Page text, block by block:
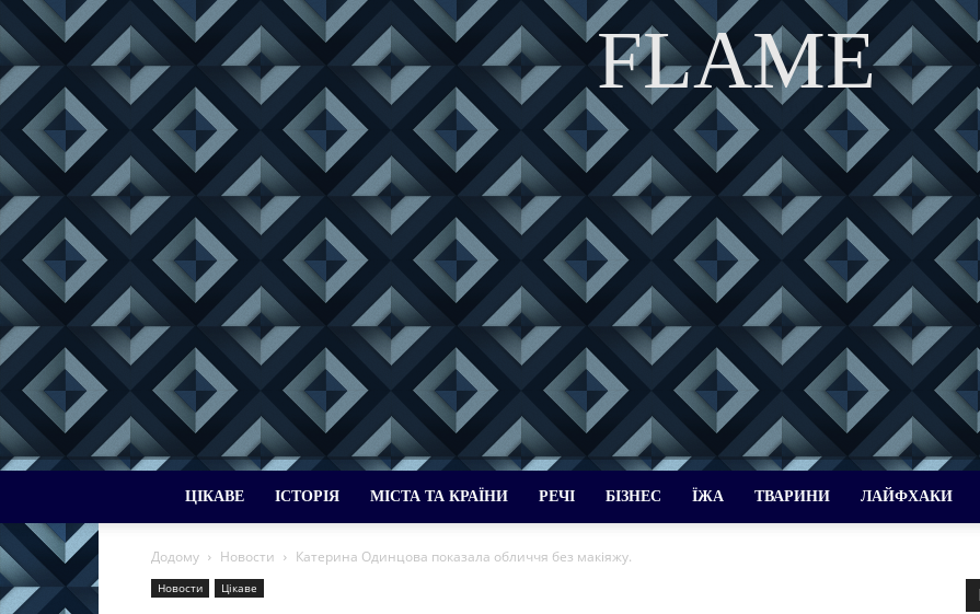
FLAME
DISCOVER THE ART OF PUBLISHING
ЦІКАВЕ ІСТОРІЯ МІСТА ТА КРАЇНИ РЕЧІ БІЗНЕС ЇЖА ТВАРИНИ ЛАЙФХАКИ
Додому Новости Катерина Одинцова показала обличчя без макіяжу.
Новости Цікаве